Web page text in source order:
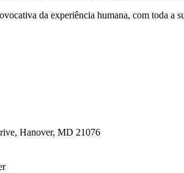
da experiência humana, com toda a
Hanover, MD 21076